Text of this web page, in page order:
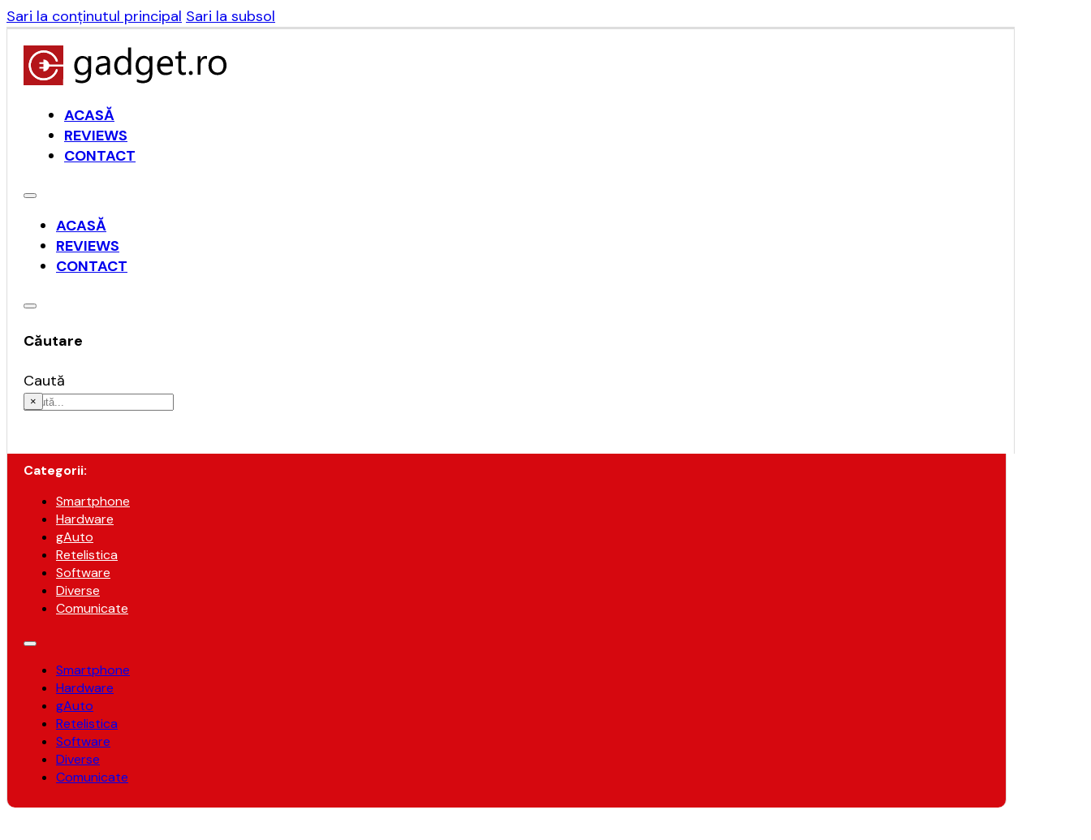
Sari la conținutul principal Sari la subsol
ACASĂ
REVIEWS
CONTACT
ACASĂ
REVIEWS
CONTACT
Căutare
Caută
×
Categorii:
Smartphone
Hardware
gAuto
Retelistica
Software
Diverse
Comunicate
Smartphone
Hardware
gAuto
Retelistica
Software
Diverse
Comunicate